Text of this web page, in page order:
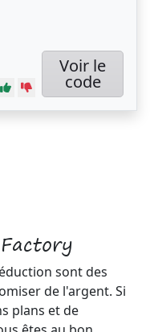
sont des
de l'argent. Si
plans et de
Voir le
code